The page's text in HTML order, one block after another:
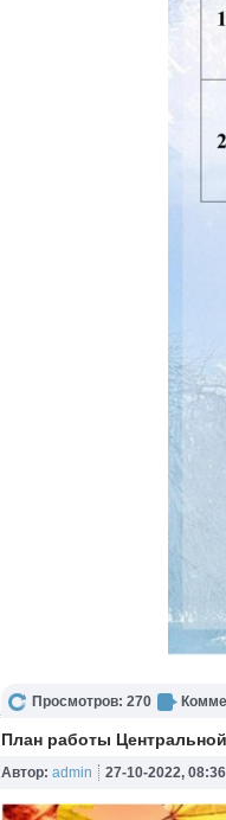
Просмотров: 270
План работы
Автор: admin 27-10-2022, 08:36